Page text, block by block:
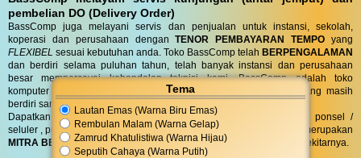
Tema
Lautan Emas (Warna Biru Emas)
Rembulan Malam (Warna Gelap)
Zamrud Khatulistiwa (Warna Hijau)
Seputih Cahaya (Warna Putih)
pembelian DO (Delivery Order)
BassComp juga melayani servis dan penjualan untuk instansi, sekolah,
koperasi dan perusahaan denganTENOR PEMBAYARAN TEMPO yang
FLEXIBEL sesuai kebutuhan anda. Toko BassComp telah BERPENGALAMAN
dan berdiri selama puluhan tahun, telah banyak instansi dan perusahaan
besar mempercayai kehandalan teknisi kami. BassComp adalah toko
komputer termurah dan terlengkap serta
asli cilacap yang masih
berdiri sampai saat ini.
Dapatkan penawaran terbaik untuk kebutuhan komputer, laptop, ponsel /
seluler , printer, alat tulis, jaringan dan aksesoris anda. Bass Comp merupakan
MITRA BELANJA dan SERVIS TERPERCAYAwarga Cilacap dan sekitarnya.